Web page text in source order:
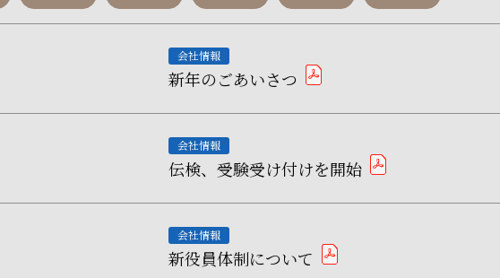
会社情報
新年のごあいさつ
会社情報
伝検、受験受け付けを開始
会社情報
新役員体制について